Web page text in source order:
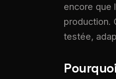
encore que
production.
testée,